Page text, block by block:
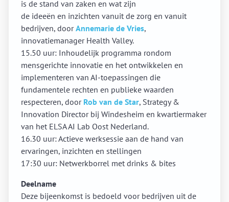
is de stand van zaken en wat zijn
de ideeën en inzichten vanuit de zorg en vanuit
bedrijven, doorAnnemarie de Vries,
innovatiemanager Health Valley.
15.50 uur: Inhoudelijk programma rondom
mensgerichte innovatie en het ontwikkelen en
implementeren van AI-toepassingen die
fundamentele rechten en publieke waarden
respecteren, door Rob van de Star, Strategy &
Innovation Director bij Windesheim en kwartiermaker
van het ELSA AI Lab Oost Nederland.
16.30 uur: Actieve werksessie aan de hand van
ervaringen, inzichten en stellingen
17:30 uur: Netwerkborrel met drinks & bites
Deelname
Deze bijeenkomst is bedoeld voor bedrijven uit de